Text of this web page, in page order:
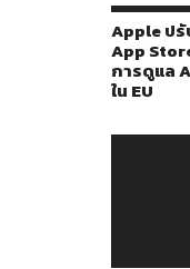
Apple ปรั
App
การดูแล
ใน EU